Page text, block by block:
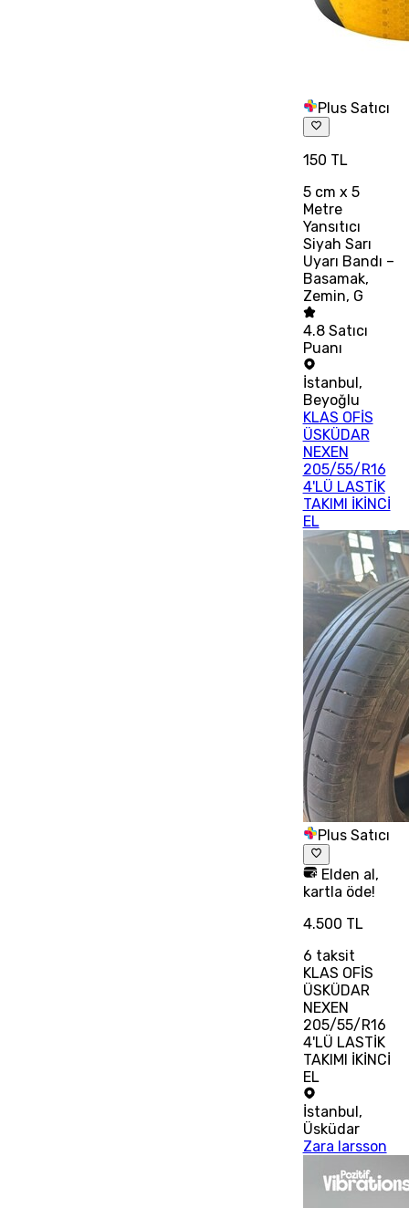
Plus Satıcı
150 TL
5 cm x 5
Metre
Yansıtıcı
Siyah Sarı
Uyarı Bandı –
Basamak,
Zemin, G
4.8 Satıcı
Puanı
İstanbul ,
Beyoğlu
KLAS OFİS
ÜSKÜDAR
NEXEN
205/55/R16
4'LÜ LASTİK
TAKIMI İKİNCİ
EL
Plus Satıcı
Elden al,
kartla öde!
4.500 TL
6 taksit
KLAS OFİS
ÜSKÜDAR
NEXEN
205/55/R16
4'LÜ LASTİK
TAKIMI İKİNCİ
EL
İstanbul,
Üsküdar
Zara larsson